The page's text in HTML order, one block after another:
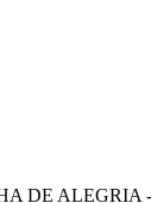
DE ALEGRIA